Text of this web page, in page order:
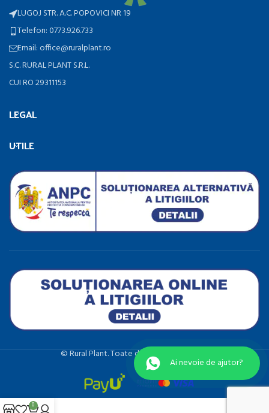
LUGOJ STR. A.C. POPOVICI NR 19
Telefon: 0773.926.733
Email: office@ruralplant.ro
S.C. RURAL PLANT S.R.L.
CUI RO 29311153
LEGAL
UTILE
©️ Rural Plant. Toate drepturile rezervate.
Ai nevoie de ajutor?
0